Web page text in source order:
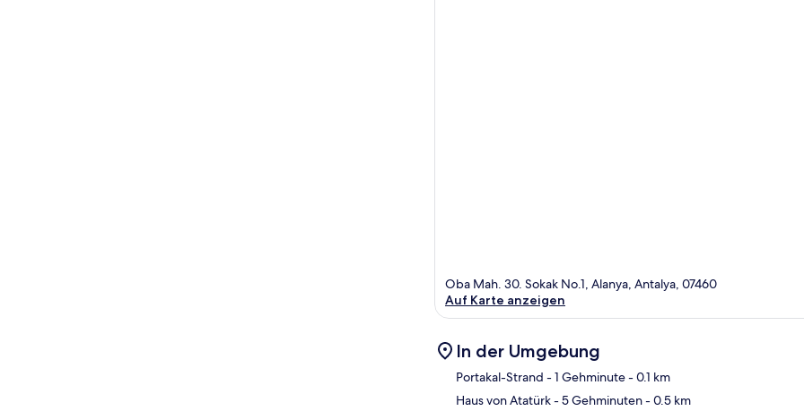
Oba Mah. 30. Sokak No.1, Alanya, Antalya, 07460
Auf Karte anzeigen
In der Umgebung
Portakal-Strand - 1 Gehminute- 0.1 km
Haus von Atatürk- 5 Gehminuten- 0.5 km